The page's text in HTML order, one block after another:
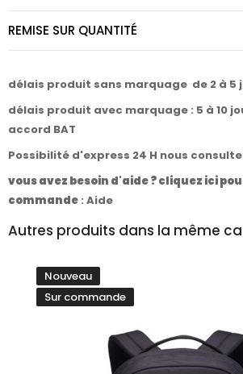
REMISE SUR QUANTITÉ
délais produit sans marquage de 2 à 5
délais produit avec marquage : 5 à 10
accord BAT
Possibilité d'express 24 H nous
vous avez besoin d'aide ? cliquez ici
commande : Aide
Autres produits dans la même
Nouveau
Sur commande